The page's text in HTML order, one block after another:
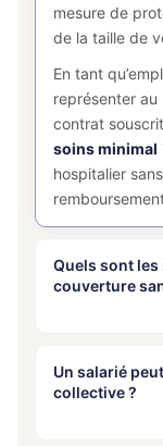
mesure de
de la taille de
En tant
représenter au
contrat
soins minimal
hospitalier
Quels sont
couverture
l’entreprise à
majeures. Le
Un salarié
collective ?